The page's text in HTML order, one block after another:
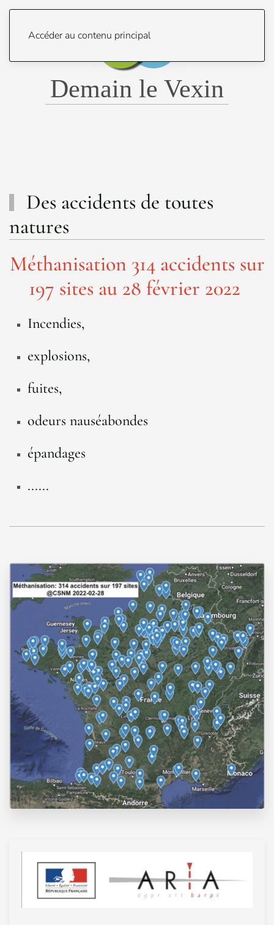
Accéder au contenu principal
Demain le Vexin
Des accidents de toutes
natures
Méthanisation 314 accidents sur
197 sites au 28 février 2022
Incendies,
explosions,
fuites,
odeurs nauséabondes
épandages
......